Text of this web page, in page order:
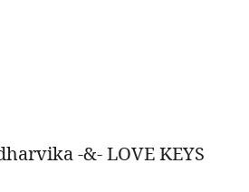
-&- LOVE KEYS